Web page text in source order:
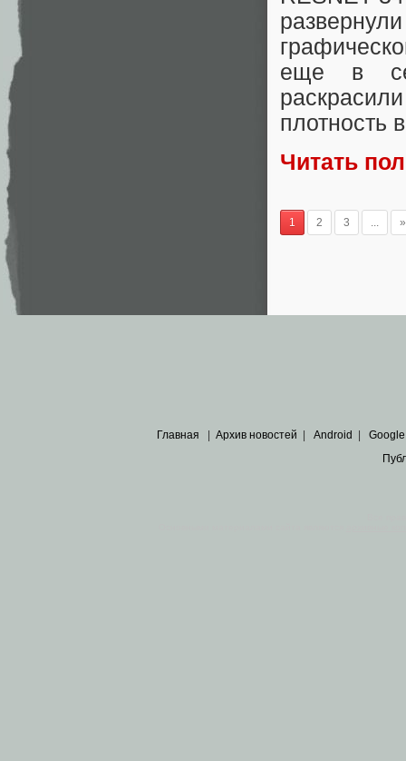
еще в
плотность
Читать
1 2 3 ... »
Главная Архив новостей Android Google